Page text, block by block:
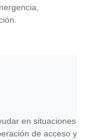
en situaciones
de acceso y